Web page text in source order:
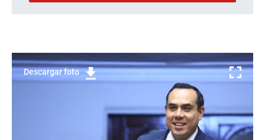
Descargar foto